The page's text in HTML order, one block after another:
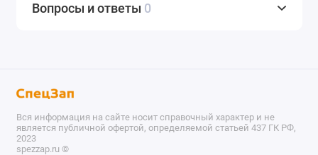
Вопросы и ответы 0
Вся информация на сайте носит справочный характер и не
является публичной офертой, определяемой статьей 437 ГК РФ,
2023
spezzap.ru ©️